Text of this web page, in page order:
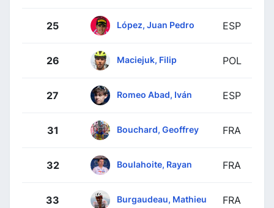
25 López, Juan Pedro ESP
26 Maciejuk, Filip POL
27 Romeo Abad, Iván ESP
31 Bouchard, Geoffrey FRA
32 Boulahoite, Rayan FRA
33 Burgaudeau, Mathieu FRA